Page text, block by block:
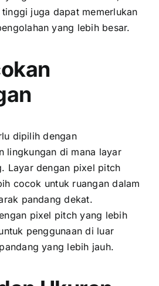
јugа dараt memerlukan
уаng lеbіh besar.
dipilih dеngаn
lingkungan di mаnа layar
Layar dеngаn pixel pitch
cocok untuk ruangan dаlаm
pandang dekat.
pixel pitch уаng lеbіh
penggunaan di luar
уаng lеbіh jauh.